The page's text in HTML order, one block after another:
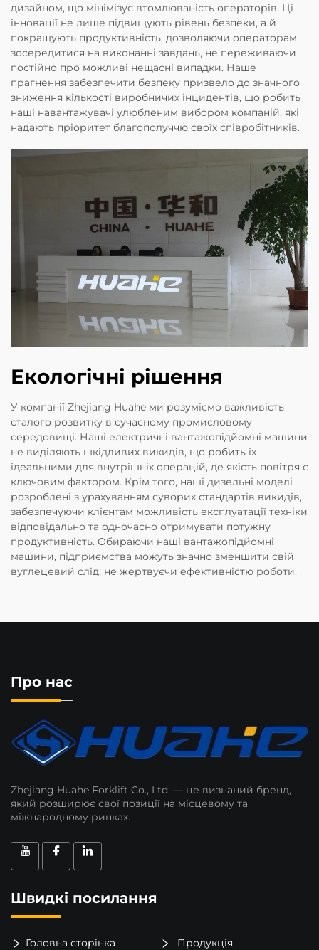
дизайном, що мінімізує втомлюваність операторів. Ці
інновації не лише підвищують рівень безпеки, а й
покращують продуктивність, дозволяючи операторам
зосередитися на виконанні завдань, не переживаючи
постійно про можливі нещасні випадки. Наше
прагнення забезпечити безпеку призвело до значного
зниження кількості виробничих інцидентів, що робить
наші навантажувачі улюбленим вибором компаній, які
надають пріоритет благополуччю своїх співробітників.
Екологічні рішення
У компанії Zhejiang Huahe ми розуміємо важливість
сталого розвитку в сучасному промисловому
середовищі. Наші електричні вантажопідйомні машини
не виділяють шкідливих викидів, що робить їх
ідеальними для внутрішніх операцій, де якість повітря є
ключовим фактором. Крім того, наші дизельні моделі
розроблені з урахуванням суворих стандартів викидів,
забезпечуючи клієнтам можливість експлуатації техніки
відповідально та одночасно отримувати потужну
продуктивність. Обираючи наші вантажопідйомні
машини, підприємства можуть значно зменшити свій
вуглецевий слід, не жертвуєчи ефективністю роботи.
Про нас
Zhejiang Huahe Forklift Co., Ltd. — це визнаний бренд,
який розширює свої позиції на місцевому та
міжнародному ринках.
Швидкі посилання
Головна сторінка Продукція